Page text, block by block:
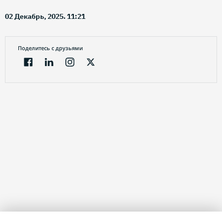
02 Декабрь, 2025. 11:21
Поделитесь с друзьями